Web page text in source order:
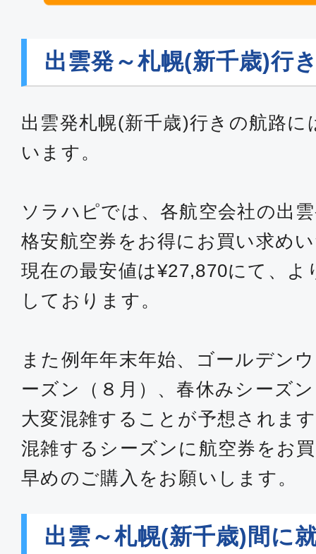
出雲発～札幌(新千歳)行
出雲発札幌(新千歳)行きの航路
います。
ソラハピでは、各航空会社の出
格安航空券をお得にお買い求め
現在の最安値は¥27,870にて、
しております。
また例年年末年始、ゴールデン
ーズン（８月）、春休みシーズ
大変混雑することが予想されま
混雑するシーズンに航空券をお
早めのご購入をお願いします。
出雲～札幌(新千歳)間に